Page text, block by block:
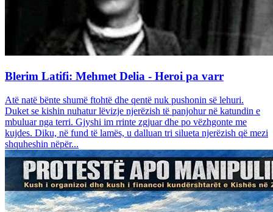
Blerim Latifi: Mehmet Delia - Heroi pa varr
Atë natë bënte shumë ftohtë dhe qentë nuk pushonin së lehuri.
Duket se kishin nuhatur lëvizje njerëzish të panjohur në katundin e
mbuluar nga terri. Gjyshi im rrinte zgjuar dhe po vëzhgonte me
kujdes. Diku, në fund të lamës, u dalluan tri silueta njerëzish që mezi
shquheshin nëpër...